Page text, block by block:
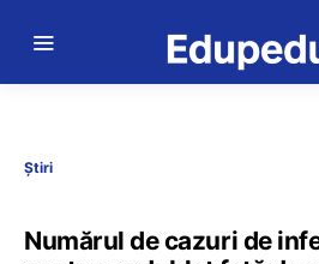
Știri
Numărul de cazuri de